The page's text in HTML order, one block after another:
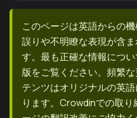
このページは英語からの機
誤りや不明瞭な表現が含
す。最も正確な情報につ
版をご覧ください。頻繁
テンツはオリジナルの英
ります。Crowdinでの取